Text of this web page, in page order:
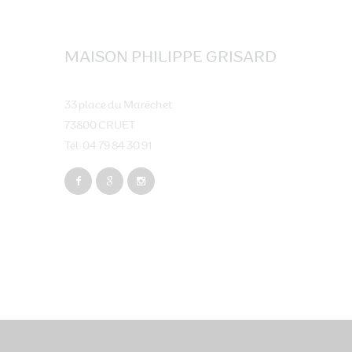
MAISON PHILIPPE GRISARD
33 place du Maréchet
73800 CRUET
Tél. 04 79 84 30 91